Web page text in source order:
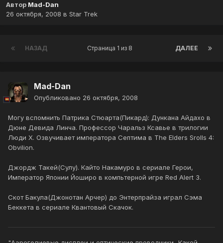
Автор Mad-Dan
26 октября, 2008 в Star Trek
НАЗАД ДАЛЕЕ
Страница 1 из 8
Mad-Dan
Опубликовано 26 октября, 2008
Могу вспомнить Патрика Стюарта(Пикард): Дункана Айдахо в
Дюне Девида Линча. Профессор Чаральз Ксавье в трилогии
Люди X. Озвучивает императора Септима в The Elders Srolls 4:
Obvilion.
Джордж Такей(Cулу). Кайто Накамуро в сериале Герои,
Император Японии Йоширо в компьтерной игре Red Alert 3.
Cкот Бакула(Джонотан Арчер) до Энтерпрайза играл Сэма
Беккета в сериале Квантовый Скачок.